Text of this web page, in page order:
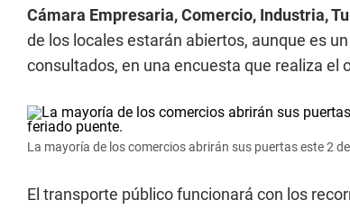
Cámara Empresaria, Comercio, Industria,
de los locales estarán abiertos, aunque es
consultados, en una encuesta que realiza el
La mayoría de los comercios abrirán sus puertas este 2
El transporte público funcionará con los